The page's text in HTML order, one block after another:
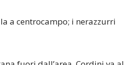
a centrocampo; i nerazzurri